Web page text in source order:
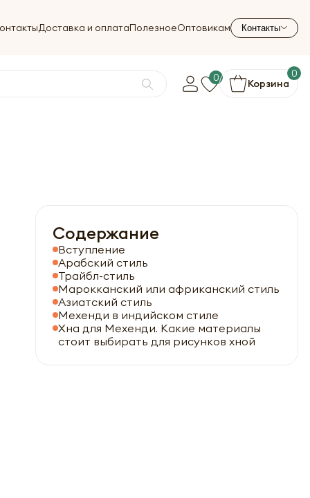
Доставка и оплатаПолезноеОптовикам Контакты
0 Корзина
0
Содержание
Вступление
Арабский стиль
Трайбл-стиль
Марокканский или африканский стиль
Азиатский стиль
Мехенди в индийском стиле
Хна для Мехенди. Какие материалы
стоит выбирать для рисунков хной